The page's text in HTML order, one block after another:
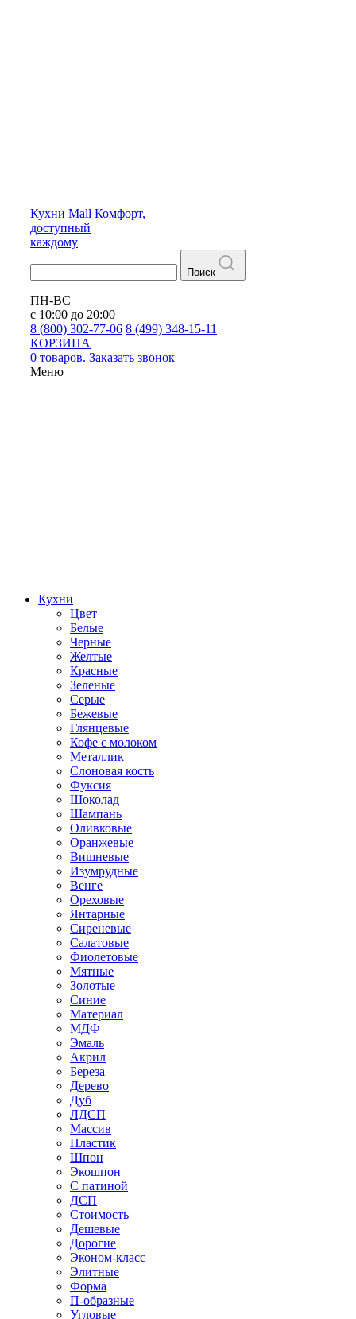
Кухни Mall Комфорт,
доступный
каждому
Поиск
ПН-ВС
с 10:00 до 20:00
8 (800) 302-77-06 8 (499) 348-15-11
КОРЗИНА
0 товаров. Заказать звонок
Меню
Кухни
Цвет
Белые
Черные
Желтые
Красные
Зеленые
Серые
Бежевые
Глянцевые
Кофе с молоком
Металлик
Слоновая кость
Фуксия
Шоколад
Шампань
Оливковые
Оранжевые
Вишневые
Изумрудные
Венге
Ореховые
Янтарные
Сиреневые
Салатовые
Фиолетовые
Мятные
Золотые
Синие
Материал
МДФ
Эмаль
Акрил
Береза
Дерево
Дуб
ЛДСП
Массив
Пластик
Шпон
Экошпон
С патиной
ДСП
Стоимость
Дешевые
Дорогие
Эконом-класс
Элитные
Форма
П-образные
Угловые